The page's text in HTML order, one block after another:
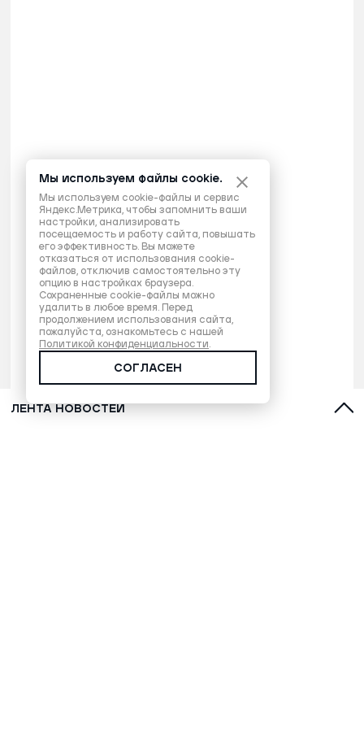
ЛЕНТА НОВОСТЕЙ
Мы используем файлы cookie.
Мы используем cookie-файлы и сервис
Яндекс.Метрика, чтобы запомнить ваши
настройки, анализировать
посещаемость и работу сайта, повышать
его эффективность. Вы можете
отказаться от использования cookie-
файлов, отключив самостоятельно эту
опцию в настройках браузера.
Сохраненные cookie-файлы можно
удалить в любое время. Перед
продолжением использования сайта,
пожалуйста, ознакомьтесь с нашей
Политикой конфиденциальности.
СОГЛАСЕН